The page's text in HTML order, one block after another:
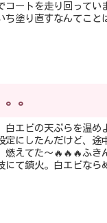
コートを走り回ってい
ち塗り直すなんてこと
。
白エビの天ぷらを温め
定にしたんだけど、途
燃えてた〜🔥🔥🔥ふき
にて鎮火。白エビなら